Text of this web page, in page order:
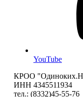
YouTube
КРОО
ИНН 4345511934
тел.: (8332)45-55-76